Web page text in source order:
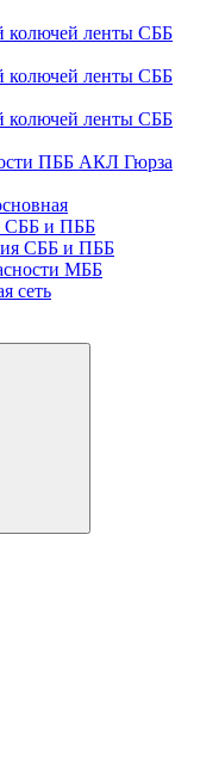
колючей ленты СББ
колючей ленты СББ
колючей ленты СББ
ПББ АКЛ Гюрза
СББ и ПББ
СББ и ПББ
МББ
сеть